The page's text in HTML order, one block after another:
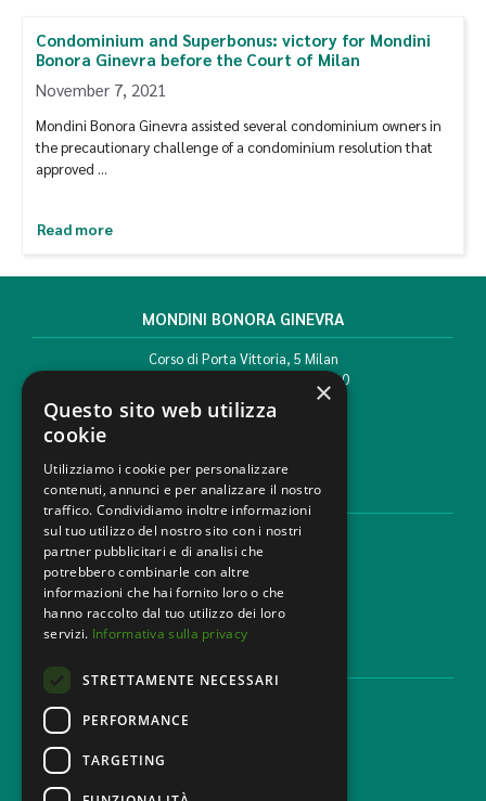
Condominium and Superbonus: victory for Mondini
Bonora Ginevra before the Court of Milan
November 7, 2021
Mondini Bonora Ginevra assisted several condominium owners in
the precautionary challenge of a condominium resolution that
approved …
Read more
MONDINI BONORA GINEVRA
Corso di Porta Vittoria, 5 Milan
T. +39 02 777351 F. +39 02 784510
info@mbg.legal
LEGAL AREAS
Areas of expertise
Industries
Law firm
Contacts
×
Questo sito web utilizza
cookie
Utilizziamo i cookie per personalizzare
contenuti, annunci e per analizzare il nostro
traffico. Condividiamo inoltre informazioni
sul tuo utilizzo del nostro sito con i nostri
partner pubblicitari e di analisi che
potrebbero combinarle con altre
informazioni che hai fornito loro o che
hanno raccolto dal tuo utilizzo dei loro
servizi. Informativa sulla privacy
STRETTAMENTE NECESSARI
PERFORMANCE
TARGETING